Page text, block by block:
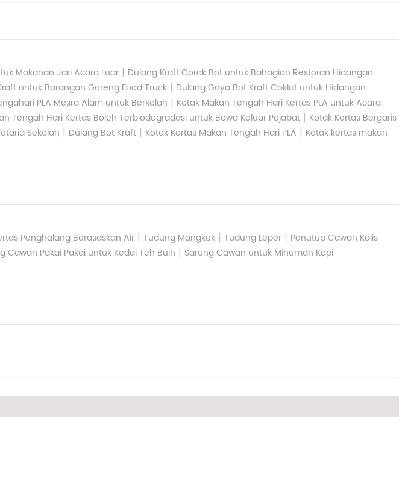
Makanan Jari Acara Luar | Dulang Kraft Corak Bot untuk Bahagian Restoran Hidangan
untuk Barangan Goreng Food Truck | Dulang Gaya Bot Kraft Coklat untuk Hidangan
PLA Mesra Alam untuk Berkelah | Kotak Makan Tengah Hari Kertas PLA untuk Acara
Tengah Hari Kertas Boleh Terbiodegradasi untuk Bawa Keluar Pejabat | Kotak Kertas Bergaris
Sekolah | Dulang Bot Kraft | Kotak Kertas Makan Tengah Hari PLA | Kotak kertas makan
Penghalang Berasaskan Air | Tudung Mangkuk | Tudung Leper | Penutup Cawan Kalis
Cawan Pakai Pakai untuk Kedai Teh Buih | Sarung Cawan untuk Minuman Kopi